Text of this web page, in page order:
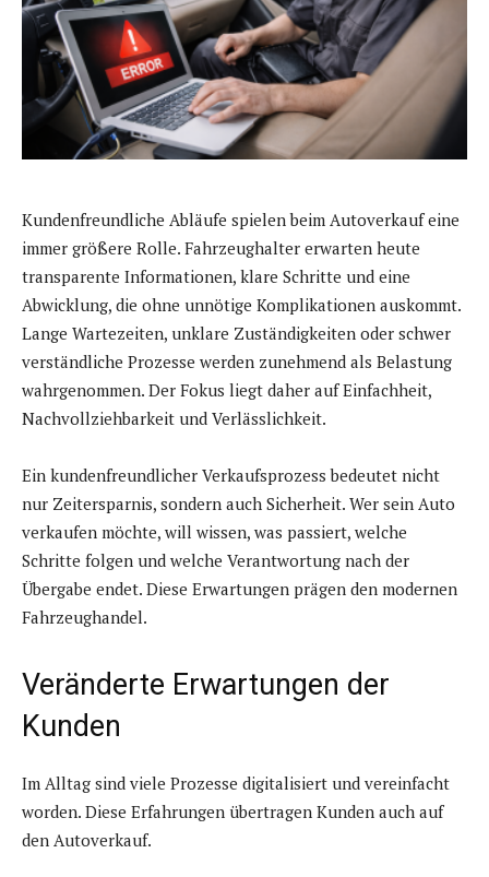
Kundenfreundliche Abläufe spielen beim Autoverkauf eine
immer größere Rolle. Fahrzeughalter erwarten heute
transparente Informationen, klare Schritte und eine
Abwicklung, die ohne unnötige Komplikationen auskommt.
Lange Wartezeiten, unklare Zuständigkeiten oder schwer
verständliche Prozesse werden zunehmend als Belastung
wahrgenommen. Der Fokus liegt daher auf Einfachheit,
Nachvollziehbarkeit und Verlässlichkeit.
Ein kundenfreundlicher Verkaufsprozess bedeutet nicht
nur Zeitersparnis, sondern auch Sicherheit. Wer sein Auto
verkaufen möchte, will wissen, was passiert, welche
Schritte folgen und welche Verantwortung nach der
Übergabe endet. Diese Erwartungen prägen den modernen
Fahrzeughandel.
Veränderte Erwartungen der
Kunden
Im Alltag sind viele Prozesse digitalisiert und vereinfacht
worden. Diese Erfahrungen übertragen Kunden auch auf
den Autoverkauf.